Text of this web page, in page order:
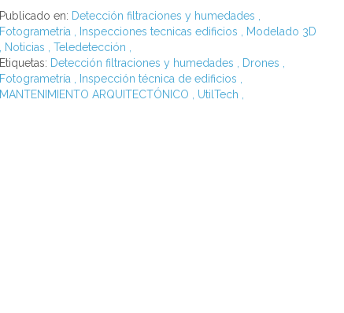
Publicado en: Detección filtraciones y humedades
Fotogrametría
Inspecciones tecnicas edificios
Modelado 3D
Noticias Teledetección
Etiquetas: Detección filtraciones y humedades Drones
Fotogrametría
Inspección técnica de edificios
MANTENIMIENTO ARQUITECTÓNICO
UtilTech